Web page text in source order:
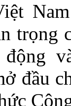
trọng
đầu